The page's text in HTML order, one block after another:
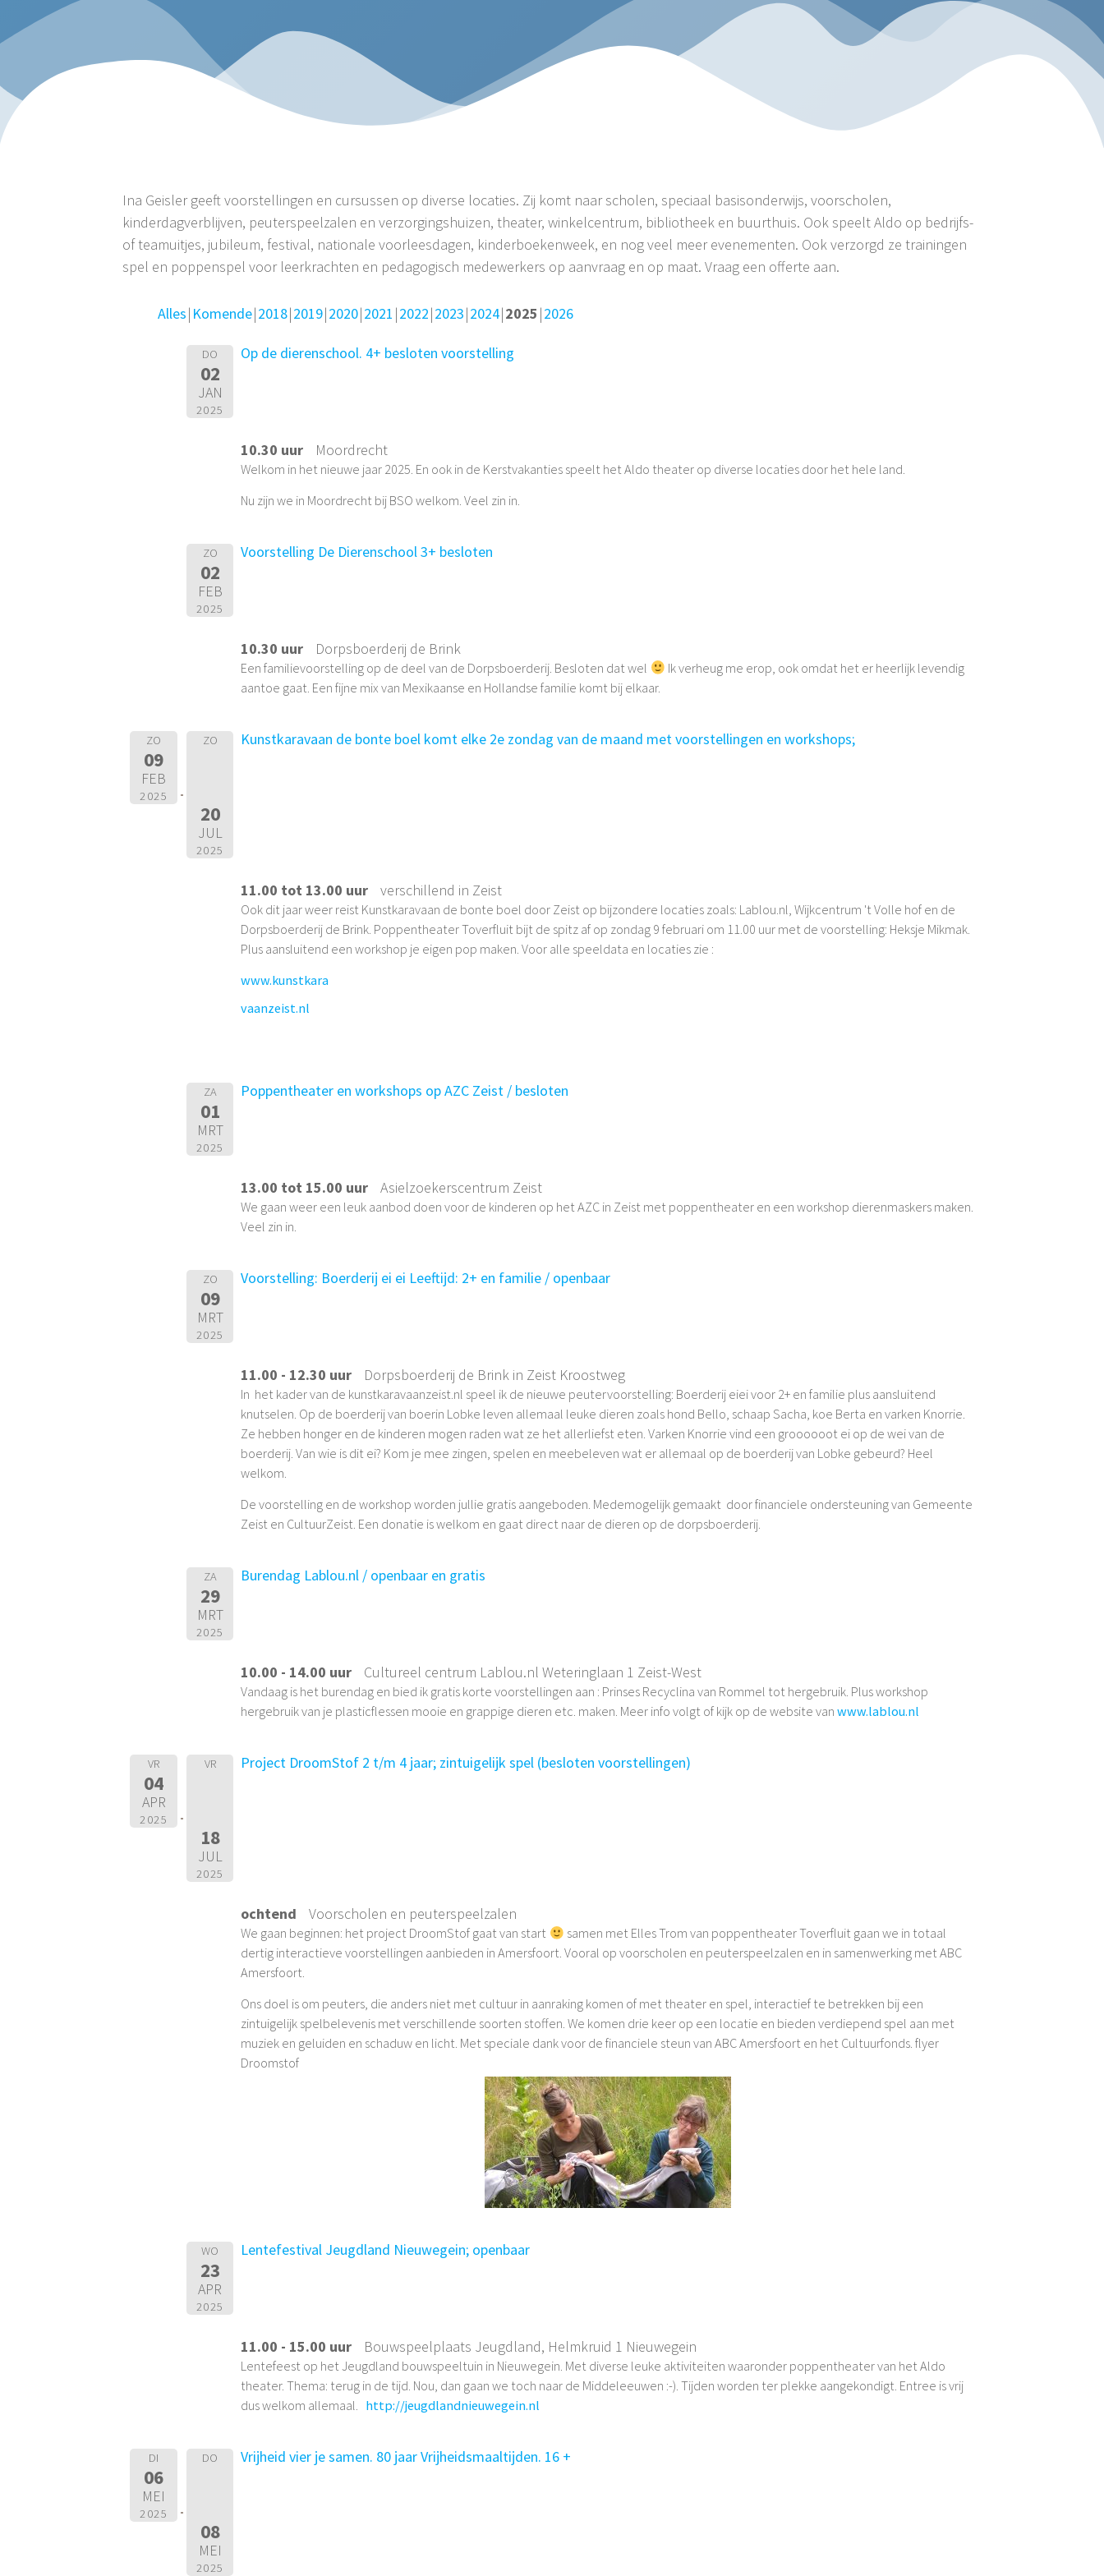
Ina Geisler geeft voorstellingen en cursussen op diverse locaties. Zij komt naar scholen, speciaal basisonderwijs, voorscholen,
kinderdagverblijven, peuterspeelzalen en verzorgingshuizen, theater, winkelcentrum, bibliotheek en buurthuis. Ook speelt Aldo op bedrijfs-
of teamuitjes, jubileum, festival, nationale voorleesdagen, kinderboekenweek, en nog veel meer evenementen. Ook verzorgd ze trainingen
spel en poppenspel voor leerkrachten en pedagogisch medewerkers op aanvraag en op maat. Vraag een offerte aan.
Alles Komende 2018 2019 2020 2021 2022 2023 2024 2025 2026
DO
02
JAN
2025
Op de dierenschool. 4+ besloten voorstelling
10.30 uur Moordrecht
Welkom in het nieuwe jaar 2025. En ook in de Kerstvakanties speelt het Aldo theater op diverse locaties door het hele land.
Nu zijn we in Moordrecht bij BSO welkom. Veel zin in.
ZO
02
FEB
2025
Voorstelling De Dierenschool 3+ besloten
10.30 uur Dorpsboerderij de Brink
Een familievoorstelling op de deel van de Dorpsboerderij. Besloten dat wel
Ik verheug me erop, ook omdat het er heerlijk levendig
aantoe gaat. Een fijne mix van Mexikaanse en Hollandse familie komt bij elkaar.
ZO
09
FEB
2025
ZO
20
JUL
2025
Kunstkaravaan de bonte boel komt elke 2e zondag van de maand met voorstellingen en workshops;
11.00 tot 13.00 uur verschillend in Zeist
Ook dit jaar weer reist Kunstkaravaan de bonte boel door Zeist op bijzondere locaties zoals: Lablou.nl, Wijkcentrum 't Volle hof en de
Dorpsboerderij de Brink. Poppentheater Toverfluit bijt de spitz af op zondag 9 februari om 11.00 uur met de voorstelling: Heksje Mikmak.
Plus aansluitend een workshop je eigen pop maken. Voor alle speeldata en locaties zie :
www.kunstkara
vaanzeist.nl
ZA
01
MRT
2025
Poppentheater en workshops op AZC Zeist / besloten
13.00 tot 15.00 uur Asielzoekerscentrum Zeist
We gaan weer een leuk aanbod doen voor de kinderen op het AZC in Zeist met poppentheater en een workshop dierenmaskers maken.
Veel zin in.
ZO
09
MRT
2025
Voorstelling: Boerderij ei ei Leeftijd: 2+ en familie / openbaar
11.00 - 12.30 uur Dorpsboerderij de Brink in Zeist Kroostweg
In het kader van de kunstkaravaanzeist.nl speel ik de nieuwe peutervoorstelling: Boerderij eiei voor 2+ en familie plus aansluitend
knutselen. Op de boerderij van boerin Lobke leven allemaal leuke dieren zoals hond Bello, schaap Sacha, koe Berta en varken Knorrie.
Ze hebben honger en de kinderen mogen raden wat ze het allerliefst eten. Varken Knorrie vind een groooooot ei op de wei van de
boerderij. Van wie is dit ei? Kom je mee zingen, spelen en meebeleven wat er allemaal op de boerderij van Lobke gebeurd? Heel
welkom.
De voorstelling en de workshop worden jullie gratis aangeboden. Medemogelijk gemaakt door financiele ondersteuning van Gemeente
Zeist en CultuurZeist. Een donatie is welkom en gaat direct naar de dieren op de dorpsboerderij.
ZA
29
MRT
2025
Burendag Lablou.nl / openbaar en gratis
10.00 - 14.00 uur Cultureel centrum Lablou.nl Weteringlaan 1 Zeist-West
Vandaag is het burendag en bied ik gratis korte voorstellingen aan : Prinses Recyclina van Rommel tot hergebruik. Plus workshop
hergebruik van je plasticflessen mooie en grappige dieren etc. maken. Meer info volgt of kijk op de website vanwww.lablou.nl
VR
04
APR
2025
VR
18
JUL
2025
Project DroomStof 2 t/m 4 jaar; zintuigelijk spel (besloten voorstellingen)
ochtend Voorscholen en peuterspeelzalen
We gaan beginnen: het project DroomStof gaat van start
samen met Elles Trom van poppentheater Toverfluit gaan we in totaal
dertig interactieve voorstellingen aanbieden in Amersfoort. Vooral op voorscholen en peuterspeelzalen en in samenwerking met ABC
Amersfoort.
Ons doel is om peuters, die anders niet met cultuur in aanraking komen of met theater en spel, interactief te betrekken bij een
zintuigelijk spelbelevenis met verschillende soorten stoffen. We komen drie keer op een locatie en bieden verdiepend spel aan met
muziek en geluiden en schaduw en licht. Met speciale dank voor de financiele steun van ABC Amersfoort en het Cultuurfonds. flyer
Droomstof
WO
23
APR
2025
Lentefestival Jeugdland Nieuwegein; openbaar
11.00 - 15.00 uur Bouwspeelplaats Jeugdland, Helmkruid 1 Nieuwegein
Lentefeest op het Jeugdland bouwspeeltuin in Nieuwegein. Met diverse leuke aktiviteiten waaronder poppentheater van het Aldo
theater. Thema: terug in de tijd. Nou, dan gaan we toch naar de Middeleeuwen :-). Tijden worden ter plekke aangekondigt. Entree is vrij
dus welkom allemaal. http://jeugdlandnieuwegein.nl
DI
06
MEI
2025
DO
08
MEI
2025
Vrijheid vier je samen. 80 jaar Vrijheidsmaaltijden. 16 +